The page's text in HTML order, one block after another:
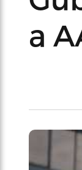
a